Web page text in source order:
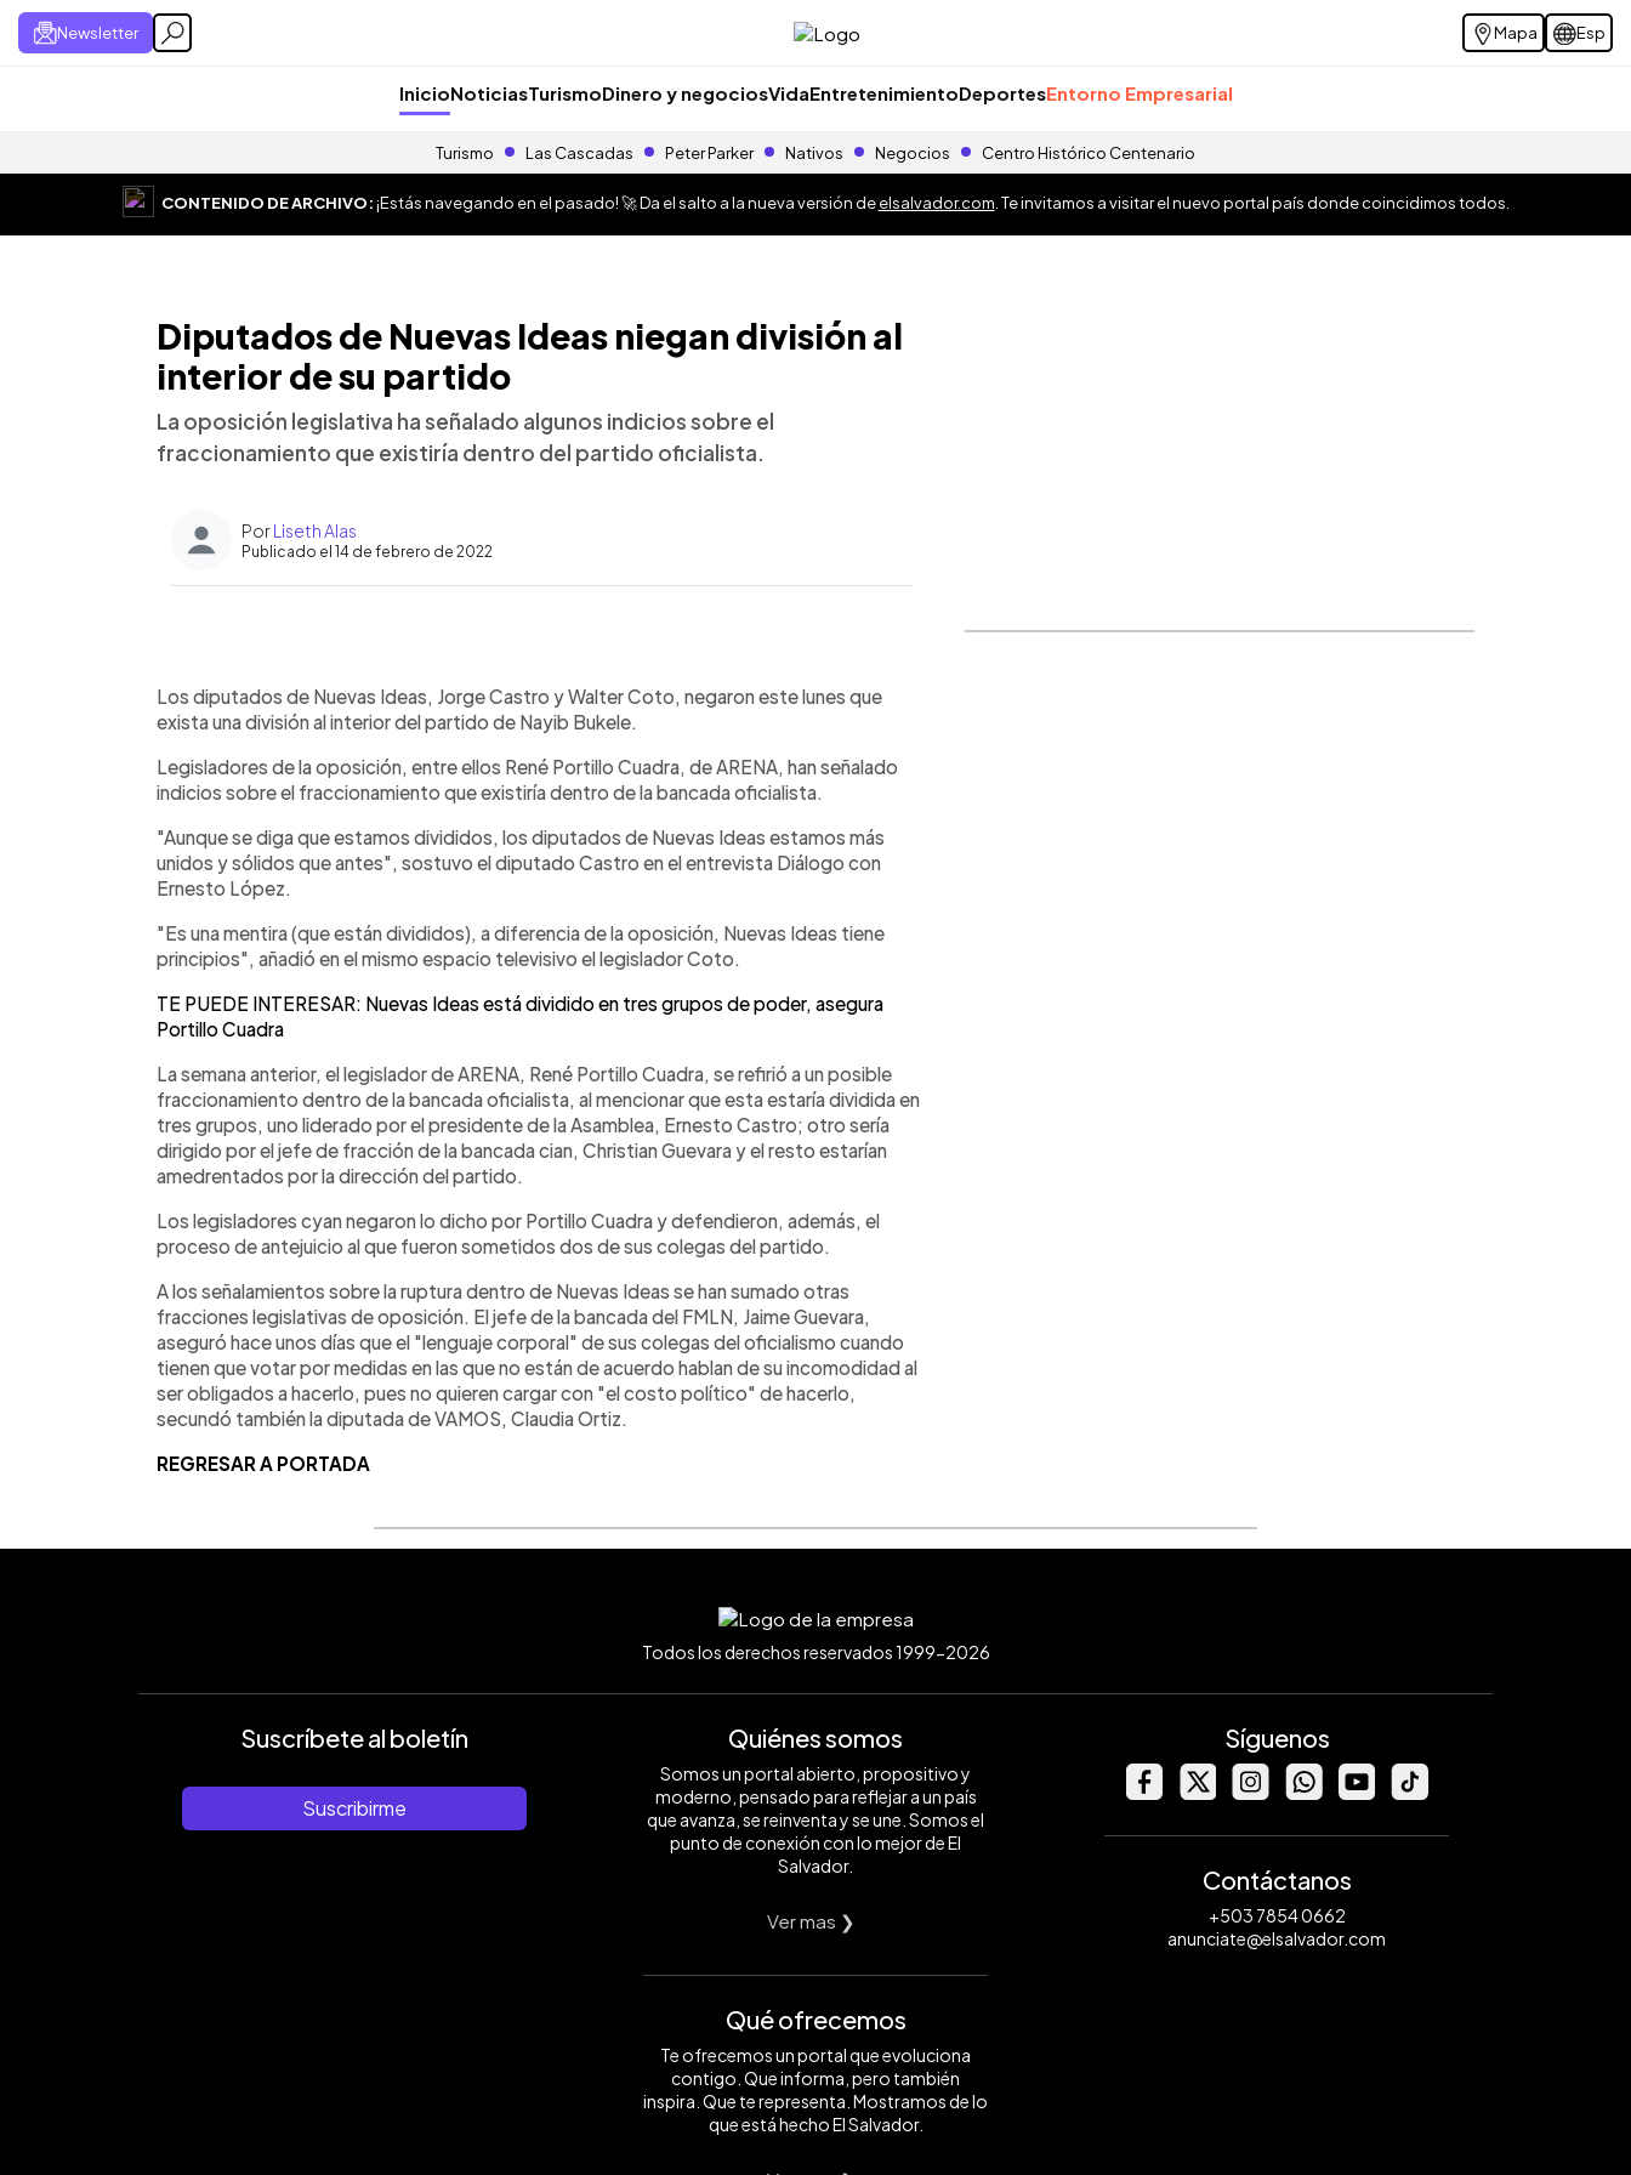
Newsletter Mapa Esp
InicioNoticiasTurismoDinero y negociosVidaEntretenimientoDeportesEntorno Empresarial
Turismo Las Cascadas Peter Parker Nativos Negocios Centro Histórico Centenario
CONTENIDO DE ARCHIVO:¡Estás navegando en el pasado! 🚀 Da el salto a la nueva versión deelsalvador.com . Te invitamos a visitar el nuevo portal país donde coincidimos todos.
Diputados de Nuevas Ideas niegan división al
interior de su partido
La oposición legislativa ha señalado algunos indicios sobre el
fraccionamiento que existiría dentro del partido oficialista.
PorLiseth Alas
Publicado el 14 de febrero de 2022
► Escuchar artículo
Los diputados de Nuevas Ideas, Jorge Castro y Walter Coto, negaron este lunes que
exista una división al interior del partido de Nayib Bukele.
Legisladores de la oposición, entre ellos René Portillo Cuadra, de ARENA, han señalado
indicios sobre el fraccionamiento que existiría dentro de la bancada oficialista.
"Aunque se diga que estamos divididos, los diputados de Nuevas Ideas estamos más
unidos y sólidos que antes", sostuvo el diputado Castro en el entrevista Diálogo con
Ernesto López.
"Es una mentira (que están divididos), a diferencia de la oposición, Nuevas Ideas tiene
principios", añadió en el mismo espacio televisivo el legislador Coto.
TE PUEDE INTERESAR: Nuevas Ideas está dividido en tres grupos de poder, asegura
Portillo Cuadra
La semana anterior, el legislador de ARENA, René Portillo Cuadra, se refirió a un posible
fraccionamiento dentro de la bancada oficialista, al mencionar que esta estaría dividida en
tres grupos, uno liderado por el presidente de la Asamblea, Ernesto Castro; otro sería
dirigido por el jefe de fracción de la bancada cian, Christian Guevara y el resto estarían
amedrentados por la dirección del partido.
Los legisladores cyan negaron lo dicho por Portillo Cuadra y defendieron, además, el
proceso de antejuicio al que fueron sometidos dos de sus colegas del partido.
A los señalamientos sobre la ruptura dentro de Nuevas Ideas se han sumado otras
fracciones legislativas de oposición. El jefe de la bancada del FMLN, Jaime Guevara,
aseguró hace unos días que el "lenguaje corporal" de sus colegas del oficialismo cuando
tienen que votar por medidas en las que no están de acuerdo hablan de su incomodidad al
ser obligados a hacerlo, pues no quieren cargar con "el costo político" de hacerlo,
secundó también la diputada de VAMOS, Claudia Ortiz.
REGRESAR A PORTADA
Todos los derechos reservados 1999-2026
Suscríbete al boletín
Suscribirme
Quiénes somos
Somos un portal abierto, propositivo y
moderno, pensado para reflejar a un país
que avanza, se reinventa y se une. Somos el
punto de conexión con lo mejor de El
Salvador.
Ver mas ❯
Qué ofrecemos
Te ofrecemos un portal que evoluciona
contigo. Que informa, pero también
inspira. Que te representa. Mostramos de lo
que está hecho El Salvador.
Síguenos
Contáctanos
+503 7854 0662
anunciate@elsalvador.com